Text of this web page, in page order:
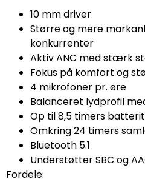
10 mm driver
Større og mere
konkurrenter
Aktiv ANC med stærk
Fokus på komfort og
4 mikrofoner pr. øre
Balanceret lydprofil
Op til 8,5 timers
Omkring 24 timers
Bluetooth 5.1
Understøtter SBC og
Fordele: